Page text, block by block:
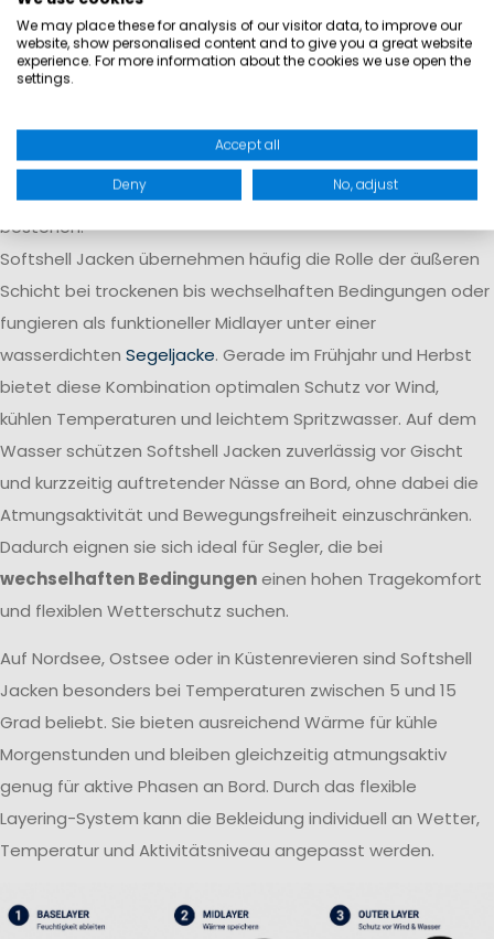
Mit dem bewährten 3-Schichten-Prinzip lassen sich
Softshell Jacken besonders vielseitig einsetzen. Dieerste
weg und sorgt für ein angenehmes Tragegefühl. Diezweite
Schichtdient der Wärmeisolierung und kann je nach
Temperatur ausFleeceoder leichter Funktionsbekleidung
bestehen.
Softshell Jacken übernehmen häufig die Rolle der äußeren
Schicht bei trockenen bis wechselhaften Bedingungen oder
fungieren als funktioneller Midlayer unter einer
wasserdichten Segeljacke. Gerade im Frühjahr und Herbst
bietet diese Kombination optimalen Schutz vor Wind,
kühlen Temperaturen und leichtem Spritzwasser. Auf dem
Wasser schützen Softshell Jacken zuverlässig vor Gischt
und kurzzeitig auftretender Nässe an Bord, ohne dabei die
Atmungsaktivität und Bewegungsfreiheit einzuschränken.
Dadurch eignen sie sich ideal für Segler, die bei
wechselhaften Bedingungeneinen hohen Tragekomfort
und flexiblen Wetterschutz suchen.
Auf Nordsee, Ostsee oder in Küstenrevieren sind Softshell
Jacken besonders bei Temperaturen zwischen 5 und 15
Grad beliebt. Sie bieten ausreichend Wärme für kühle
Morgenstunden und bleiben gleichzeitig atmungsaktiv
genug für aktive Phasen an Bord. Durch das flexible
Layering-System kann die Bekleidung individuell an Wetter,
Temperatur und Aktivitätsniveau angepasst werden.
We may place these for analysis of our visitor data, to improve our
website, show personalised content and to give you a great website
experience. For more information about the cookies we use open the
settings.
Accept all
Deny No, adjust